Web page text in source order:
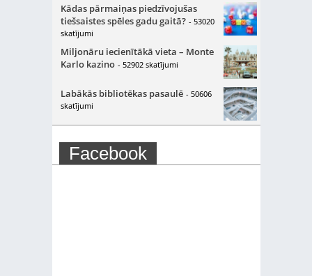
Kādas pārmaiņas piedzīvojušas
tiešsaistes spēles gadu gaitā? - 53020
skatījumi
Miljonāru iecienītākā vieta – Monte
Karlo kazino - 52902 skatījumi
Labākās bibliotēkas pasaulē - 50606
skatījumi
Facebook